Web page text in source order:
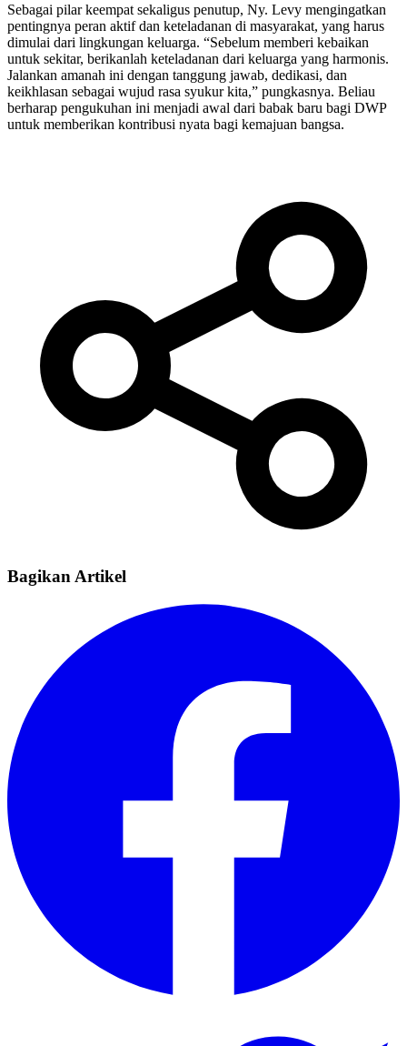
Sebagai pilar keempat sekaligus penutup, Ny. Levy mengingatkan
pentingnya peran aktif dan keteladanan di masyarakat, yang harus
dimulai dari lingkungan keluarga. “Sebelum memberi kebaikan
untuk sekitar, berikanlah keteladanan dari keluarga yang harmonis.
Jalankan amanah ini dengan tanggung jawab, dedikasi, dan
keikhlasan sebagai wujud rasa syukur kita,” pungkasnya. Beliau
berharap pengukuhan ini menjadi awal dari babak baru bagi DWP
untuk memberikan kontribusi nyata bagi kemajuan bangsa.
Bagikan Artikel